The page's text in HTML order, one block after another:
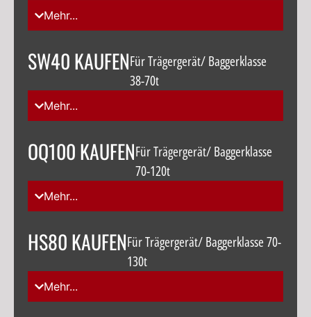
Mehr...
SW40 KAUFENFür Trägergerät/ Baggerklasse
38-70t
Mehr...
OQ100 KAUFENFür Trägergerät/ Baggerklasse
70-120t
Mehr...
HS80 KAUFENFür Trägergerät/ Baggerklasse 70-
130t
Mehr...